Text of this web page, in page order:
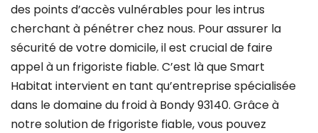
des points d’accès vulnérables pour les intrus
cherchant à pénétrer chez nous. Pour assurer la
sécurité de votre domicile, il est crucial de faire
appel à un frigoriste fiable. C’est là que Smart
Habitat intervient en tant qu’entreprise spécialisée
dans le domaine du froid à Bondy 93140. Grâce à
notre solution de frigoriste fiable, vous pouvez